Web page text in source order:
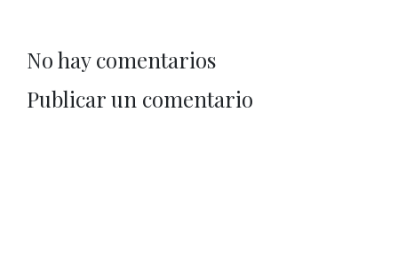
No hay comentarios
Publicar un comentario